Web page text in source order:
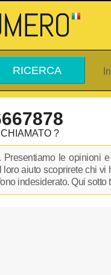
?
Presentiamo le opinioni
loro aiuto scoprirete chi vi
indesiderato. Qui sotto